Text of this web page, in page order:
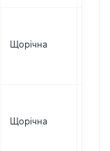
Щорічна
Щорічна